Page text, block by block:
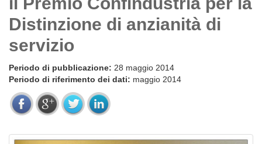
Distinzione di anzianità di
servizio
Periodo di pubblicazione: 28 maggio 2014
Periodo di riferimento dei dati: maggio 2014